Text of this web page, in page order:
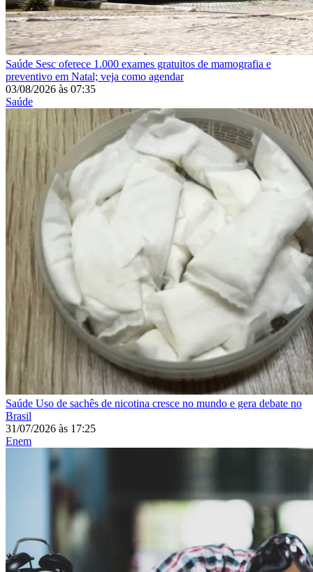
Saúde Sesc oferece 1.000 exames gratuitos de mamografia e
preventivo em Natal; veja como agendar
03/08/2026 às 07:35
Saúde
Saúde Uso de sachês de nicotina cresce no mundo e gera debate no
Brasil
31/07/2026 às 17:25
Enem